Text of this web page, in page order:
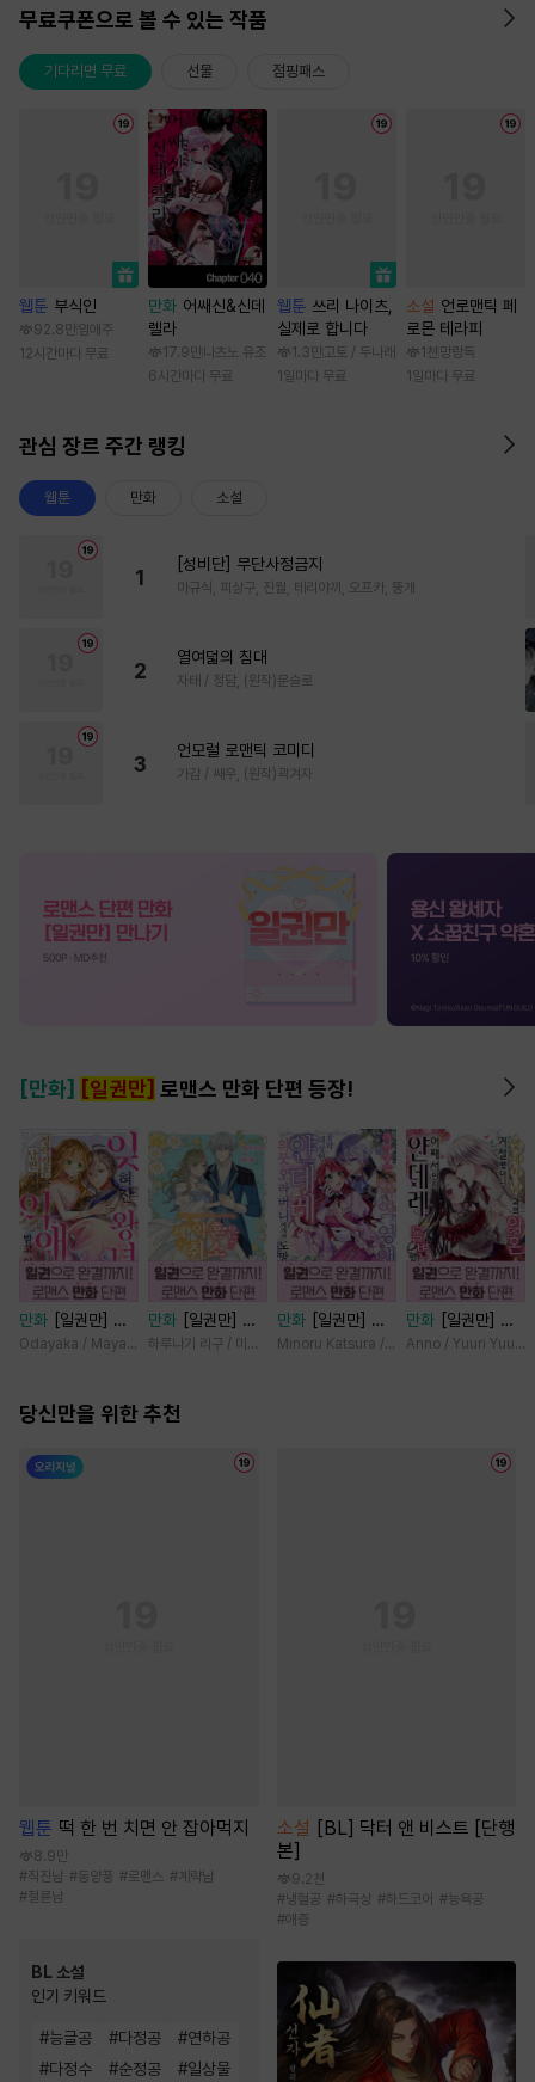
무료쿠폰으로 볼 수 있는 작품
기다리면 무료 선물 점핑패스
웹툰 부식인
92.8만 임애주
12시간마다 무료
만화 어쌔신&신데
렐라
17.9만 나츠노 유조
6시간마다 무료
웹툰 쓰리 나이츠,
실제로 합니다
1.3만 고토 / 두나래
1일마다 무료
소설 언로맨틱 페
로몬 테라피
1천 망랑독
1일마다 무료
관심 장르 주간 랭킹
웹툰 만화 소설
1
[성비단] 무단사정금지
마규식, 피상구, 진월, 테리야끼, 오프카, 뚱개
2
열여덟의 침대
자태 / 청담, (원작)문슬로
3
언모럴 로맨틱 코미디
가감 / 쌔우, (원작)곽겨자
[만화] [일권만] 로맨스 만화 단편 등장!
만화
[일권만] 잊
혀진 왕녀지만 정
니다 [단행본]
Odayaka / Maya Koike
만화
[일권만] 제
약혼은 취소되었습
하루나기 리구 / 미즈메
만화
[일권만] 기
억상실 악역 영애
Minoru Katsura / Mizune
만화
[일권만] 왕
태자님과의 약혼을
Anno / Yuuri
당신만을 위한 추천
웹툰 떡 한 번 치면 안 잡아먹지
8.9만
#직진남 #동양풍 #로맨스 # 계략남
#절륜남
BL 소설
인기 키워드
#능글공 #다정공 #연하공
#다정수 #순정공 #일상물
소설 [BL] 닥터 앤 비스트 [단행
본]
9.2천
#냉혈공 #하극상 #하드코어 #능욕공
#애증